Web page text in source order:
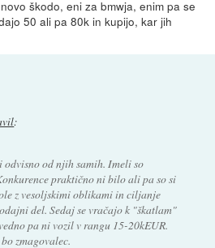
škodo, eni za bmwja, enim pa se
50 ali pa 80k in kupijo, kar jih
:
od njih samih. Imeli so
praktično ni bilo ali pa so si
z vesoljskimi oblikami in ciljanje
del. Sedaj se vračajo k "škatlam"
pa ni vozil v rangu 15-20kEUR.
zmagovalec.